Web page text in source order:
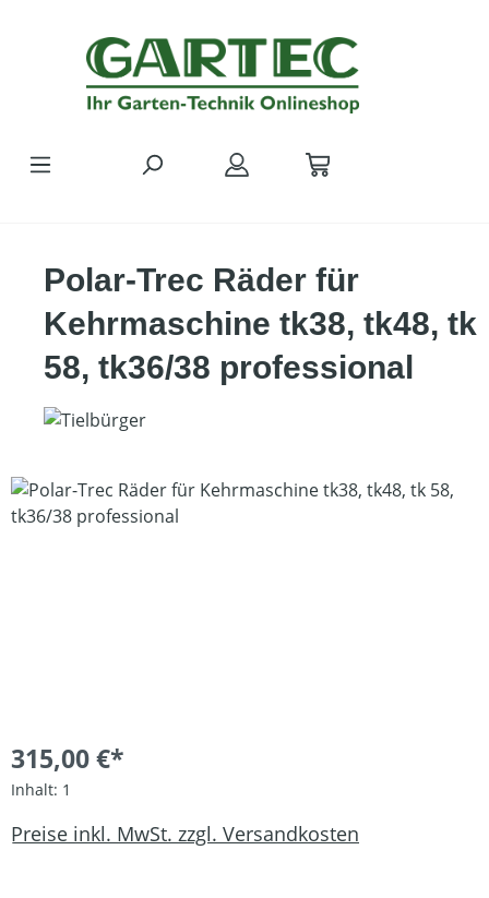
Polar-Trec Räder für
Kehrmaschine tk38, tk48, tk
58, tk36/38 professional
Bildergalerie überspringen
315,00 €*
Inhalt: 1
Preise inkl. MwSt. zzgl. Versandkosten